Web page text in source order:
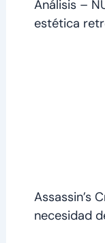
Análisis –
estética
Assassin’s
necesidad